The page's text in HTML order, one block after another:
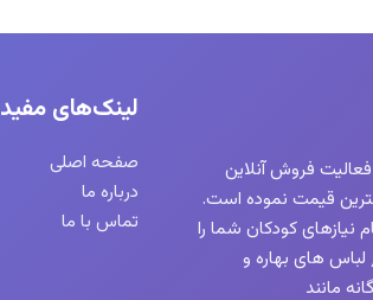
شروع به فعالیت فروش آنلاین
قیمت نموده است.
کودکان شما را
اعم از لباس های پاییزه و زمستانه ٫ لباس های بهاره و
مانند
لینک‌های مفید
صفحه اصلی
درباره ما
تماس با ما